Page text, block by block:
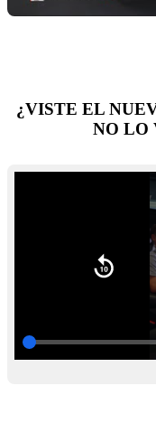
¿VISTE EL
NO LO